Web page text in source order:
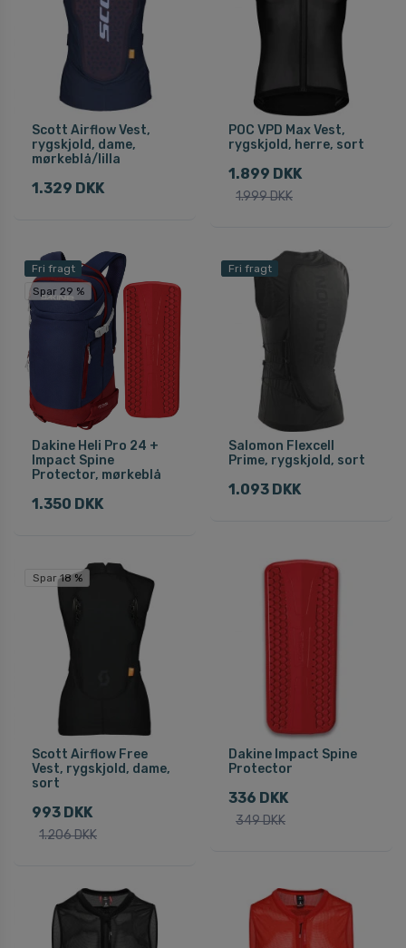
Scott Airflow Vest,
rygskjold, dame,
mørkeblå/lilla
1.329 DKK
POC VPD Max Vest,
rygskjold, herre, sort
1.899 DKK
1.999 DKK
Fri fragt
Spar 29 %
Dakine Heli Pro 24 +
Impact Spine
Protector, mørkeblå
1.350 DKK
Fri fragt
Salomon Flexcell
Prime, rygskjold, sort
1.093 DKK
Spar 18 %
Scott Airflow Free
Vest, rygskjold, dame,
sort
993 DKK
1.206 DKK
Dakine Impact Spine
Protector
336 DKK
349 DKK